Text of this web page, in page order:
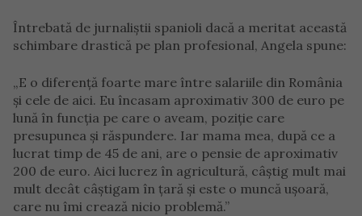
Întrebată de jurnaliștii spanioli dacă a meritat această
schimbare drastică pe plan profesional, Angela spune:
„E o diferență foarte mare între salariile din România
și cele de aici. Eu încasam aproximativ 300 de euro pe
lună în funcția pe care o aveam, poziție care
presupunea și răspundere. Iar mama mea, după ce a
lucrat timp de 45 de ani, are o pensie de aproximativ
200 de euro. Aici lucrez în agricultură, câștig mult mai
mult decât câștigam în țară și este o muncă ușoară,
care nu îmi crează nicio problemă.”